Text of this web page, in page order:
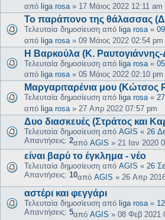
από liga rosa » 17 Μάιος 2022 12:11 am
Το παράπονο της θάλασσας
Τελευταία δημοσίευση από liga rosa «
από liga rosa » 09 Μάιος 2022 02:54 pm
Η Βαρκούλα (Κ.
Τελευταία δημοσίευση από liga rosa «
από liga rosa» 05 Μάιος 2022 02:10 pm
Μαργαριταρένια μου (Κώτσος
Τελευταία δημοσίευση από liga rosa«
από liga rosa» 27 Απρ 2022 07:57 pm
Δυο διασκευές (Στράτος και
Τελευταία δημοσίευση από AGIS « 26
Απαντήσεις: 2από AGIS » 21 Ιαν 2020
είναι βαρύ το έγκλημα - νέο
Τελευταία δημοσίευση από AGIS « 26
Απαντήσεις: 10από AGIS » 26 Απρ
αστέρι και φεγγάρι
Τελευταία δημοσίευση από liga rosa«
Απαντήσεις: 5από AGIS » 08 Φεβ 2021